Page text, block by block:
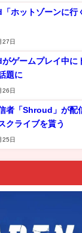
ホットゾーンに行
27日
ゲームプレイ中に
題に
26日
者「Shroud」が配
クライブを貰う
25日